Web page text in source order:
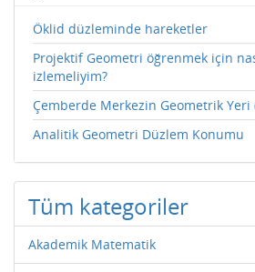
Öklid düzleminde hareketler
Projektif Geometri öğrenmek için
izlemeliyim?
Çemberde Merkezin Geometrik
Analitik Geometri Düzlem Konumu
Tüm kategoriler
Akademik Matematik